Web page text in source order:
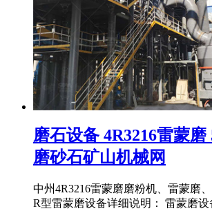
磨石设备 4R3216雷蒙磨
磨砂石矿山机械网
中州4R3216雷蒙磨磨粉机、雷蒙磨
R型雷蒙磨设备详细说明： 雷蒙磨